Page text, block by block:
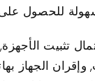
للحصول